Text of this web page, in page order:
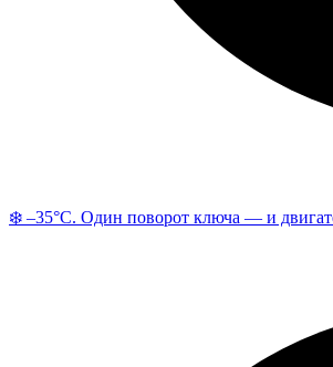
❄️ –35°C. Один поворот ключа — и